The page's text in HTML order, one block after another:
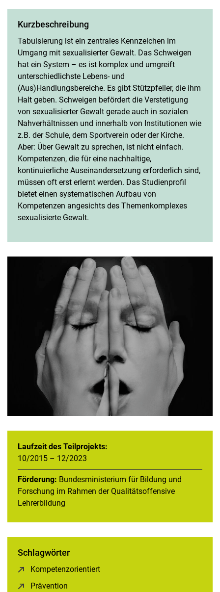
B.4
Schwerpunkt III
Schwerpunkt IV
Schwerpunkt V
Kurzbeschreibung
Tabuisierung ist ein zentrales Kennzeichen im
Umgang mit sexualisierter Gewalt. Das Schweigen
hat ein System – es ist komplex und umgreift
unterschiedlichste Lebens- und
(Aus)Handlungsbereiche. Es gibt Stützpfeiler, die ihm
Halt geben. Schweigen befördert die Verstetigung
von sexualisierter Gewalt gerade auch in sozialen
Nahverhältnissen und innerhalb von Institutionen wie
z.B. der Schule, dem Sportverein oder der Kirche.
Aber: Über Gewalt zu sprechen, ist nicht einfach.
Kompetenzen, die für eine nachhaltige,
kontinuierliche Auseinandersetzung erforderlich sind,
müssen oft erst erlernt werden. Das Studienprofil
bietet einen systematischen Aufbau von
Kompetenzen angesichts des Themenkomplexes
sexualisierte Gewalt.
Laufzeit des Teilprojekts:
10/2015 – 12/2023
Förderung: Bundesministerium für Bildung und
Forschung im Rahmen der Qualitätsoffensive
Lehrerbildung
Schlagwörter
Kompetenzorientiert
Prävention